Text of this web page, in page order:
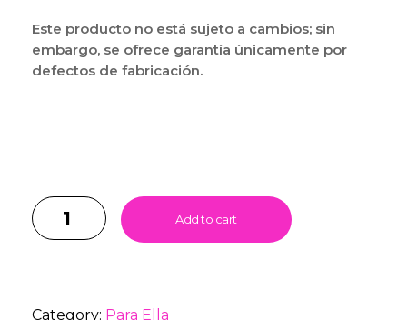
Este producto no está sujeto a cambios; sin
embargo, se ofrece garantía únicamente por
defectos de fabricación.
Add to cart
Category: Para Ella